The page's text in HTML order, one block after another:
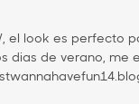
el look es perfecto
dias de verano, me